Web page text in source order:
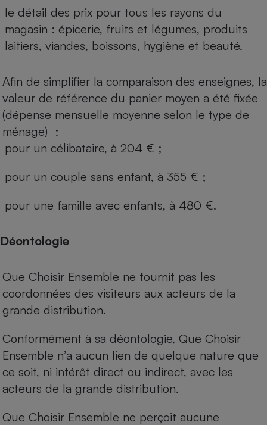
le détail des prix pour tous les rayons du
magasin : épicerie, fruits et légumes, produits
laitiers, viandes, boissons, hygiène et beauté.
Afin de simplifier la comparaison des enseignes, la
valeur de référence du panier moyen a été fixée
(dépense mensuelle moyenne selon le type de
ménage) :
pour un célibataire, à 204 € ;
pour un couple sans enfant, à 355 € ;
pour une famille avec enfants, à 480 €.
Déontologie
Que Choisir Ensemble ne fournit pas les
coordonnées des visiteurs aux acteurs de la
grande distribution.
Conformément à sa déontologie, Que Choisir
Ensemble n’a aucun lien de quelque nature que
ce soit, ni intérêt direct ou indirect, avec les
acteurs de la grande distribution.
Que Choisir Ensemble ne perçoit aucune